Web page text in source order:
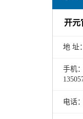
开元
地 址
手机
电话